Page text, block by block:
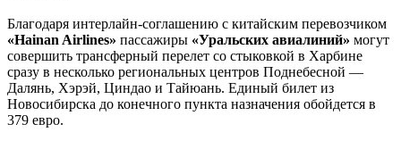
Благодаря интерлайн-соглашению с китайским перевозчиком
«Hainan Airlines» пассажиры «Уральских авиалиний» могут
совершить трансферный перелет со стыковкой в Харбине
сразу в несколько региональных центров Поднебесной —
Далянь, Хэрэй, Циндао и Тайюань. Единый билет из
Новосибирска до конечного пункта назначения обойдется в
379 евро.